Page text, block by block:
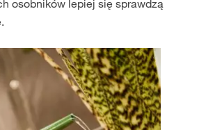
osobników lepiej się sprawdzą